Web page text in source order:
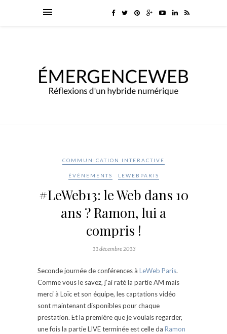
COMMUNICATION INTERACTIVE
ÉVÉNEMENTS LEWEBPARIS
#LeWeb13: le Web dans 10
ans ? Ramon, lui a
compris !
11 décembre 2013
Seconde journée de conférences à LeWeb Paris.
Comme vous le savez, j’ai raté la partie AM mais
merci à Loïc et son équipe, les captations vidéo
sont maintenant disponibles pour chaque
prestation. Et la première que je voulais regarder,
une fois la partie LIVE terminée est celle da Ramon